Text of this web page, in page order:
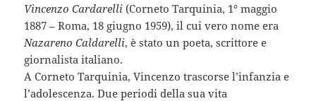
Vincenzo Cardarelli (Corneto Tarquinia, 1° maggio
1887 – Roma, 18 giugno 1959), il cui vero nome era
Nazareno Caldarelli, è stato un poeta, scrittore e
giornalista italiano.
A Corneto Tarquinia, Vincenzo trascorse l’infanzia e
l’adolescenza. Due periodi della sua vita